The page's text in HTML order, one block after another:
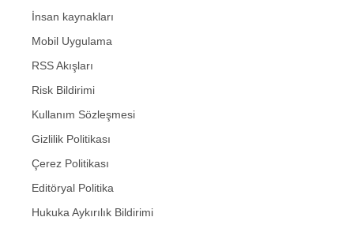
İnsan kaynakları
Mobil Uygulama
RSS Akışları
Risk Bildirimi
Kullanım Sözleşmesi
Gizlilik Politikası
Çerez Politikası
Editöryal Politika
Hukuka Aykırılık Bildirimi